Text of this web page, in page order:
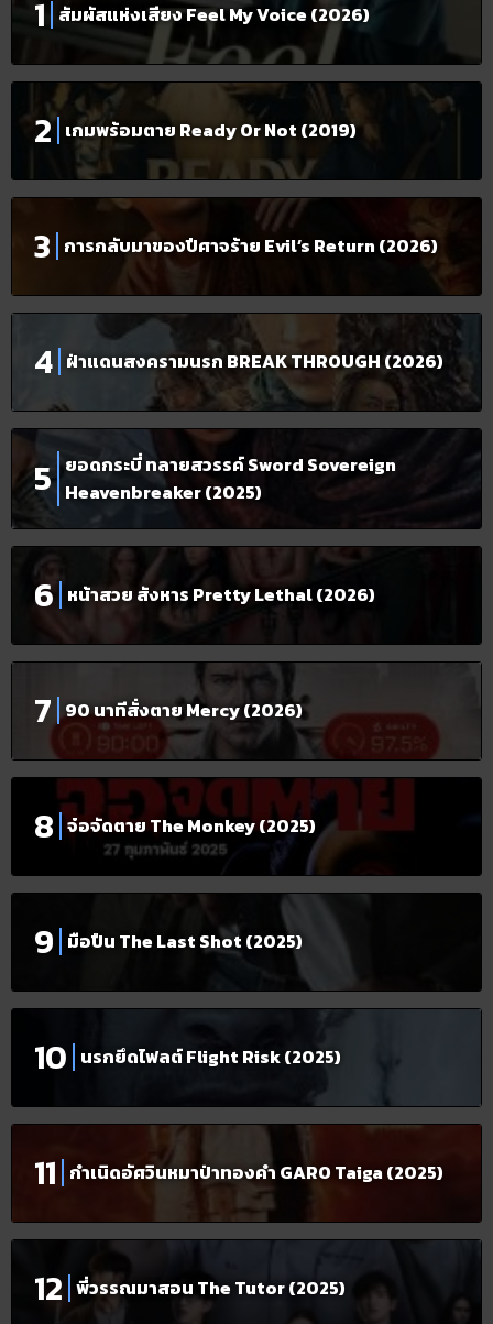
สัมผัสแห่งเสียง Feel My Voice (2026)
เกมพร้อมตาย Ready Or Not (2019)
การกลับมาของปีศาจร้าย Evil’s Return (2026)
ฝ่าแดนสงครามนรก BREAK THROUGH (2026)
ยอดกระบี่ ทลายสวรรค์ Sword Sovereign
Heavenbreaker (2025)
หน้าสวย สังหาร Pretty Lethal (2026)
90 นาทีสั่งตาย Mercy (2026)
จ๋อจัดตาย The Monkey (2025)
มือปืน The Last Shot (2025)
นรกยึดไฟลต์ Flight Risk (2025)
กำเนิดอัศวินหมาป่าทองคำ GARO Taiga (2025)
พี่วรรณมาสอน The Tutor (2025)